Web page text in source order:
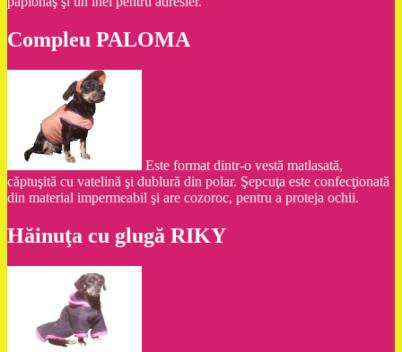
Compleu PALOMA
Este format dintr-o vestă matlasată,
căptuşită cu vatelină şi dublură din polar. Şepcuţa este confecţionată
din material impermeabil şi are cozoroc, pentru a proteja ochii.
Hăinuţa cu glugă RIKY